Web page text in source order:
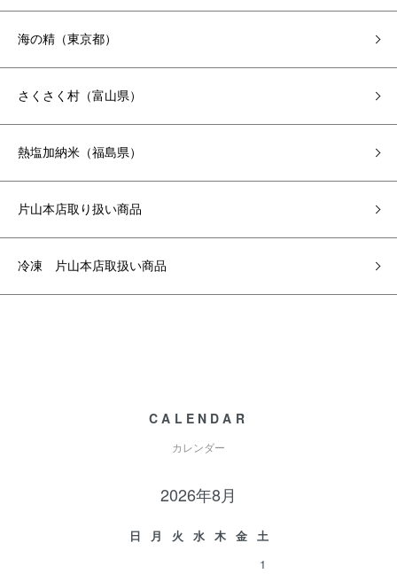
海の精（東京都）
さくさく村（富山県）
熱塩加納米（福島県）
片山本店取り扱い商品
冷凍 片山本店取扱い商品
CALENDAR
カレンダー
2026年8月
日 月 火 水 木 金
土
1